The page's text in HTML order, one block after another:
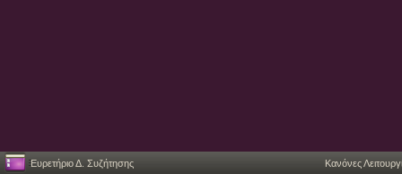
Ευρετήριο Δ. Συζήτησης Κανόνες